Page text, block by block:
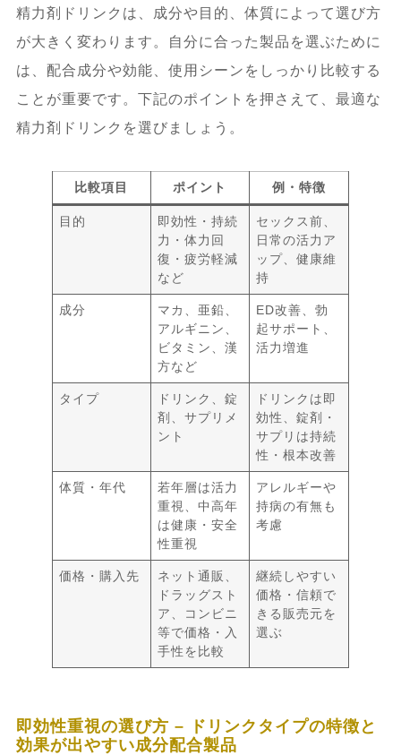
精力剤ドリンクは、成分や目的、体質によって選び方
が大きく変わります。自分に合った製品を選ぶために
は、配合成分や効能、使用シーンをしっかり比較する
ことが重要です。下記のポイントを押さえて、最適な
精力剤ドリンクを選びましょう。
比較項目 ポイント 例・特徴
目的
即効性・持続
力・体力回
復・疲労軽減
など
セックス前、
日常の活力ア
ップ、健康維
持
成分
マカ、亜鉛、
アルギニン、
ビタミン、漢
方など
ED改善、勃
起サポート、
活力増進
タイプ
ドリンク、錠
剤、サプリメ
ント
ドリンクは即
効性、錠剤・
サプリは持続
性・根本改善
体質・年代
若年層は活力
重視、中高年
は健康・安全
性重視
アレルギーや
持病の有無も
考慮
価格・購入先
ネット通販、
ドラッグスト
ア、コンビニ
等で価格・入
手性を比較
継続しやすい
価格・信頼で
きる販売元を
選ぶ
即効性重視の選び方 – ドリンクタイプの特徴と
効果が出やすい成分配合製品